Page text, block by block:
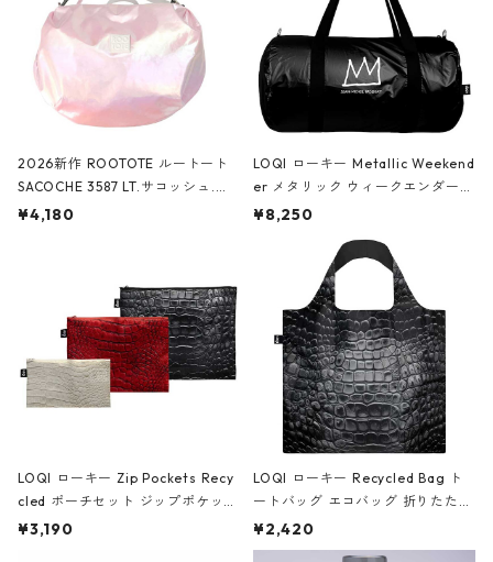
2026新作 ROOTOTE ルートート
SACOCHE 3587 LT.サコッシュ.ル
ミエ-B ショルダーバッグ グロスピ
¥4,180
LOQI ローキー Metallic Weekend
er メタリック ウィークエンダー
ボストンバッグ ショルダーバッグ
Black ジャン=ミッシェル・バスキ
ア/クラウン ブラック
¥8,250
LOQI ローキー Zip Pockets Recy
cled ポーチセット ジップポケット
ファスナーポーチ 撥水加工 トラベ
¥3,190
LOQI ローキー Recycled Bag ト
ートバッグ エコバッグ 折りたたみ
大きめ 撥水加工 収納ポーチ CRO
CODILE/Black クロコダイル/ブラ
¥2,420